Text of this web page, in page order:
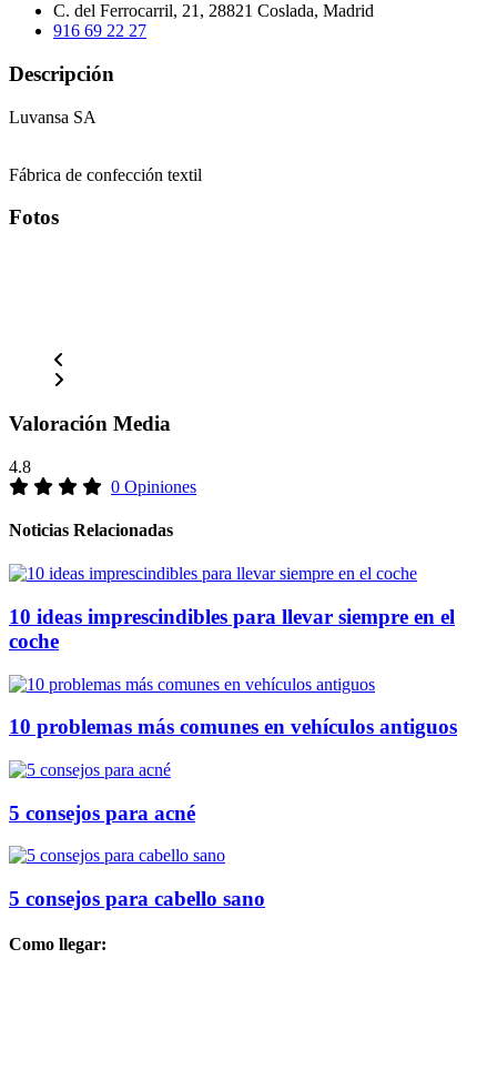
C. del Ferrocarril, 21, 28821 Coslada, Madrid
916 69 22 27
Descripción
Luvansa SA
Fábrica de confección textil
Fotos
Valoración Media
4.8
0 Opiniones
Noticias Relacionadas
10 ideas imprescindibles para llevar siempre en el
coche
10 problemas más comunes en vehículos antiguos
5 consejos para acné
5 consejos para cabello sano
Como llegar: